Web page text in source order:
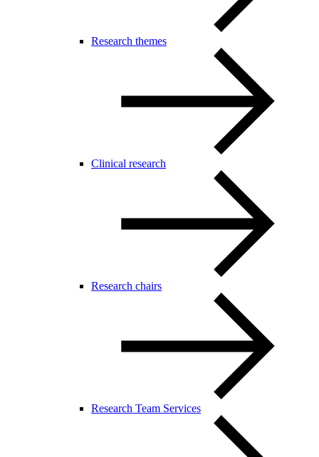
Research themes
Clinical research
Research chairs
Research Team Services